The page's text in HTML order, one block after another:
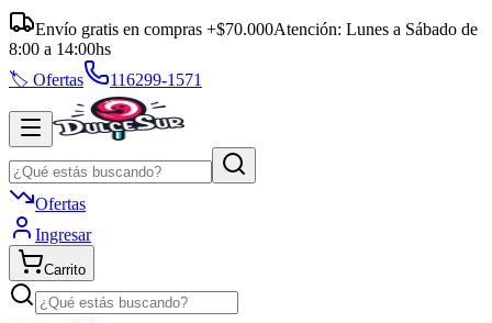
Envío gratis en compras +$70.000Atención: Lunes a Sábado de
8:00 a 14:00hs
🏷️ Ofertas
116299-1571
Ofertas
Ingresar
Carrito